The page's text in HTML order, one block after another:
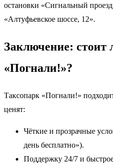
остановки «Сигнальный
«Алтуфьевское шоссе, 12».
Заключение: стоит
«Погнали!»?
Таксопарк «Погнали!»
ценят:
Чёткие и прозрачные
день бесплатно»).
Поддержку 24/7 и